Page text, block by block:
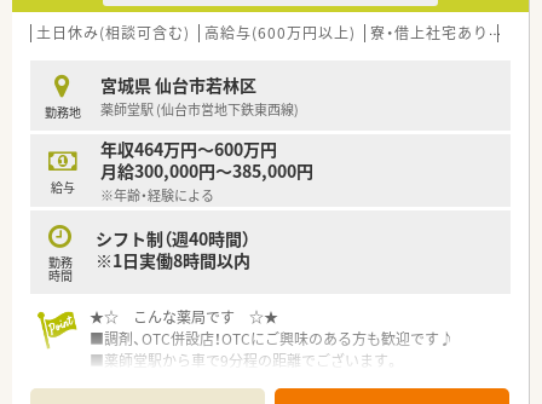
土日休み(相談可含む) 高給与(600万円以上) 寮・借上社宅あり
勤務地
宮城県 仙台市若林区
薬師堂駅 (仙台市営地下鉄東西線)
給与
年収464万円～600万円
月給300,000円～385,000円
※年齢・経験による
勤務
時間
シフト制（週40時間）
※1日実働8時間以内
★☆ こんな薬局です ☆★
■調剤、OTC併設店！OTCにご興味のある方も歓迎です♪
■薬師堂駅から車で9分程の距離でございます。